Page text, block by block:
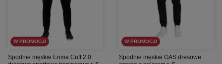
W PROMOCJI
Spodnie męskie Erima Cuff 2.0
W PROMOCJI
Spodnie męskie GAS dresowe